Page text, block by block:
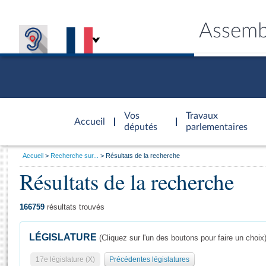
Accueil
d'accueil
Vos
députés
Travaux
parlementaires
Général
Vous
Accueil Recherche sur... Résultats de la recherche
Résultats de la recherche
166759 résultats trouvés
LÉGISLATURE (Cliquez sur l'un des boutons pour faire un choix)
17e législature (X) Précédentes législatures